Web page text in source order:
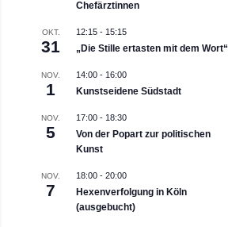
Chefärztinnen
OKT.
31
12:15 - 15:15
„Die Stille ertasten mit dem Wort“
NOV.
1
14:00 - 16:00
Kunstseidene Südstadt
NOV.
5
17:00 - 18:30
Von der Popart zur politischen
Kunst
NOV.
7
18:00 - 20:00
Hexenverfolgung in Köln
(ausgebucht)